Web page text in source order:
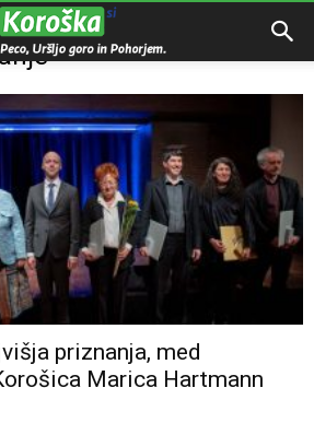
priznanja, med
Marica Hartmann